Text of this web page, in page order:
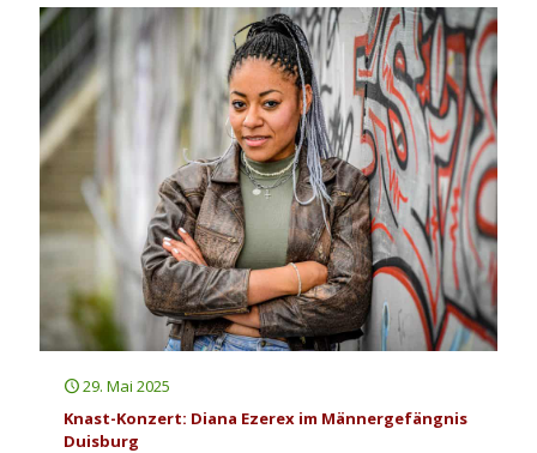
29. Mai 2025
Knast-Konzert: Diana Ezerex im Männergefängnis
Duisburg